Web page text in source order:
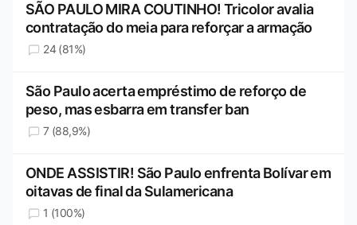
SÃO PAULO MIRA COUTINHO! Tricolor avalia
contratação do meia para reforçar a armação
24 (81%)
São Paulo acerta empréstimo de reforço de
peso, mas esbarra em transfer ban
7 (88,9%)
ONDE ASSISTIR! São Paulo enfrenta Bolívar em
oitavas de final da Sulamericana
1 (100%)